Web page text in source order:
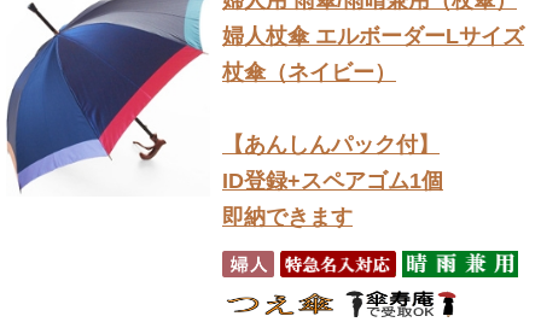
婦人杖傘 エルボーダーLサイズ
杖傘（ネイビー）
【あんしんパック付】
ID登録+スペアゴム1個
即納できます